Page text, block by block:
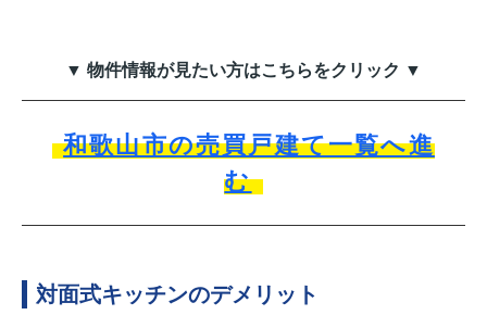
▼ 物件情報が見たい方はこちらをクリック ▼
和歌山市の売買戸建て一覧へ進
む
対面式キッチンのデメリット